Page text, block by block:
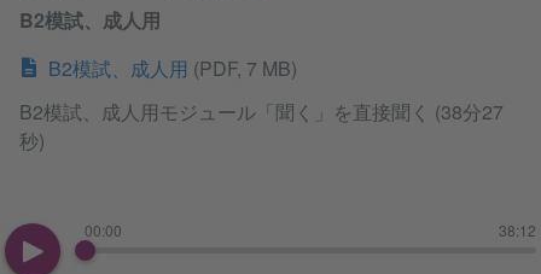
B2模試、成人用
B2模試、成人用 (PDF, 7 MB)
B2模試、成人用モジュール「聞く」を直接聞く (38分27
秒)
00:00 38:12